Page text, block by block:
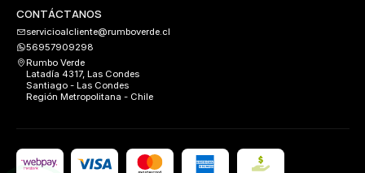
CONTÁCTANOS
servicioalcliente@rumboverde.cl
56957909298
Rumbo Verde
Latadía 4317, Las Condes
Santiago - Las Condes
Región Metropolitana - Chile